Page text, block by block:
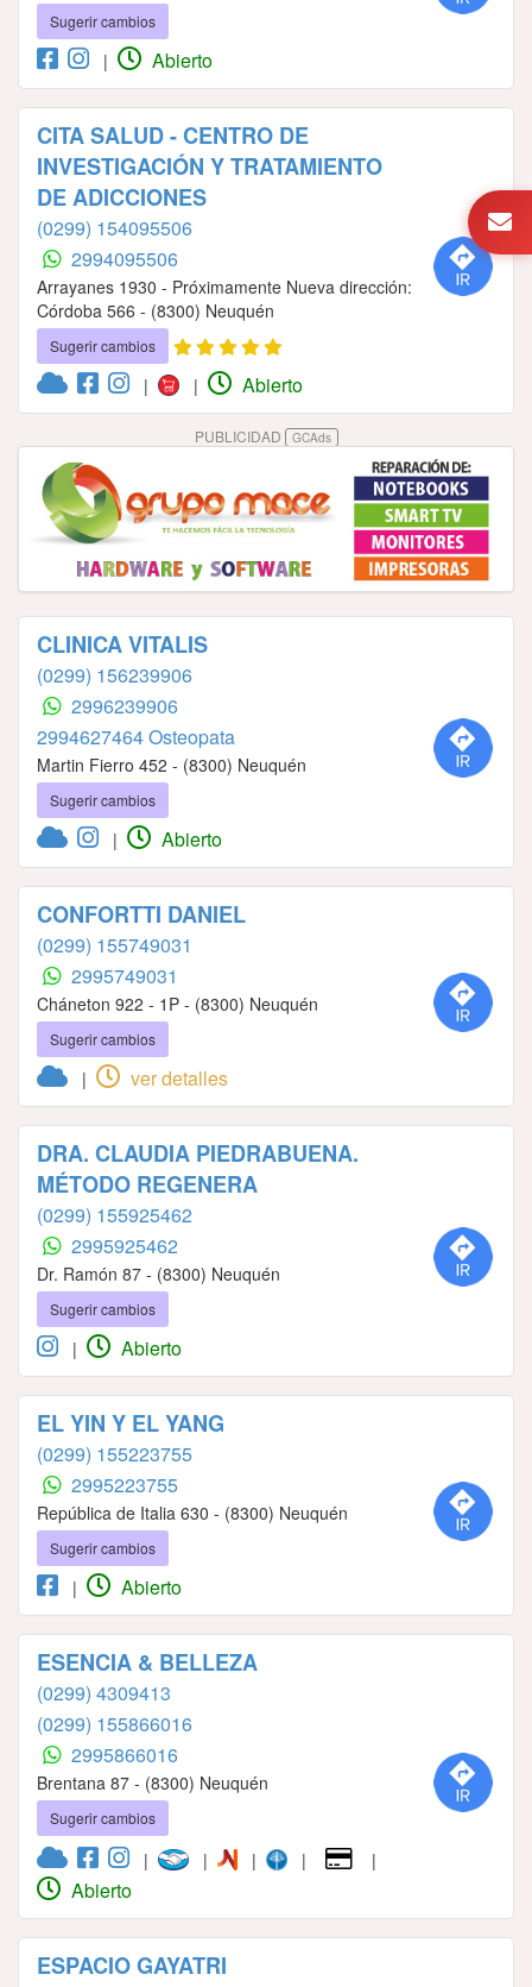
Sugerir cambios
| Abierto
CITA SALUD - CENTRO DE
INVESTIGACIÓN Y TRATAMIENTO
DE ADICCIONES
(0299) 154095506
2994095506
Arrayanes 1930 - Próximamente Nueva dirección:
Córdoba 566 - (8300) Neuquén
Sugerir cambios
| | Abierto
PUBLICIDAD GCAds
CLINICA VITALIS
(0299) 156239906
2996239906
2994627464 Osteopata
Martin Fierro 452 - (8300) Neuquén
Sugerir cambios
| Abierto
CONFORTTI DANIEL
(0299) 155749031
2995749031
Cháneton 922 - 1P - (8300) Neuquén
Sugerir cambios
| ver detalles
DRA. CLAUDIA PIEDRABUENA.
MÉTODO REGENERA
(0299) 155925462
2995925462
Dr. Ramón 87 - (8300) Neuquén
Sugerir cambios
| Abierto
EL YIN Y EL YANG
(0299) 155223755
2995223755
República de Italia 630 - (8300) Neuquén
Sugerir cambios
| Abierto
ESENCIA & BELLEZA
(0299) 4309413
(0299) 155866016
2995866016
Brentana 87 - (8300) Neuquén
Sugerir cambios
| | | | |
Abierto
ESPACIO GAYATRI